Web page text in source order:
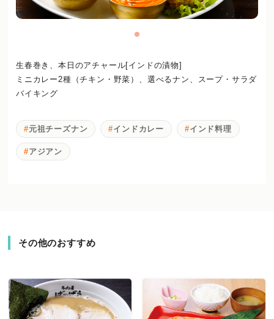
生春巻き、本日のアチャール[インドの漬物]
ミニカレー2種（チキン・野菜）、選べるナン、スープ・サラダ
バイキング
元祖チーズナン インドカレー インド料理
アジアン
その他のおすすめ